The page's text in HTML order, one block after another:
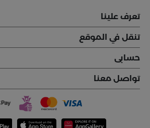
تعرف علينا
تنقل في الموقع
حسابى
تواصل معنا